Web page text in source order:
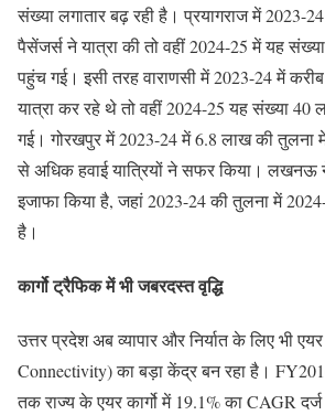
संख्या लगातार बढ़ रही है। प्रयागराज में 2023-
पैसेंजर्स ने यात्रा की तो वहीं 2024-25 में यह
पहुंच गई। इसी तरह वाराणसी में 2023-24 में
यात्रा कर रहे थे तो वहीं 2024-25 यह संख्या
गई। गोरखपुर में 2023-24 में 6.8 लाख की तुलना
से अधिक हवाई यात्रियों ने सफर किया। लखनऊ
इजाफा किया है, जहां 2023-24 की तुलना में
है।
कार्गो ट्रैफिक में भी जबरदस्त वृद्धि
उत्तर प्रदेश अब व्यापार और निर्यात के लिए भी
Connectivity) का बड़ा केंद्र बन रहा है।
तक राज्य के एयर कार्गो में 19.1% का CAGR